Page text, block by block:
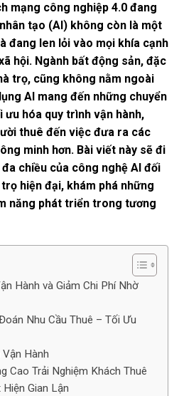
mạng công nghiệp 4.0 đang
tạo (AI) không còn là một
đang len lỏi vào mọi khía cạnh
hội. Ngành bất động sản, đặc
trọ, cũng không nằm ngoài
AI mang đến những chuyển
ưu hóa quy trình vận hành,
thuê đến việc đưa ra các
minh hơn. Bài viết này sẽ đi
chiều của công nghệ AI đối
hiện đại, khám phá những
năng phát triển trong tương
Hành và Giảm Chi Phí Nhờ
Nhu Cầu Thuê – Tối Ưu
Hành
Cao Trải Nghiệm Khách Thuê
Gian Lận